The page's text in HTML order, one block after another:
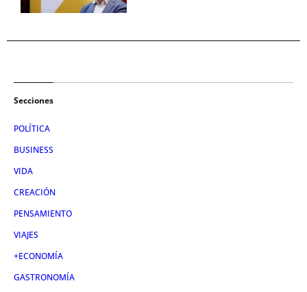
Secciones
POLÍTICA
BUSINESS
VIDA
CREACIÓN
PENSAMIENTO
VIAJES
+ECONOMÍA
GASTRONOMÍA